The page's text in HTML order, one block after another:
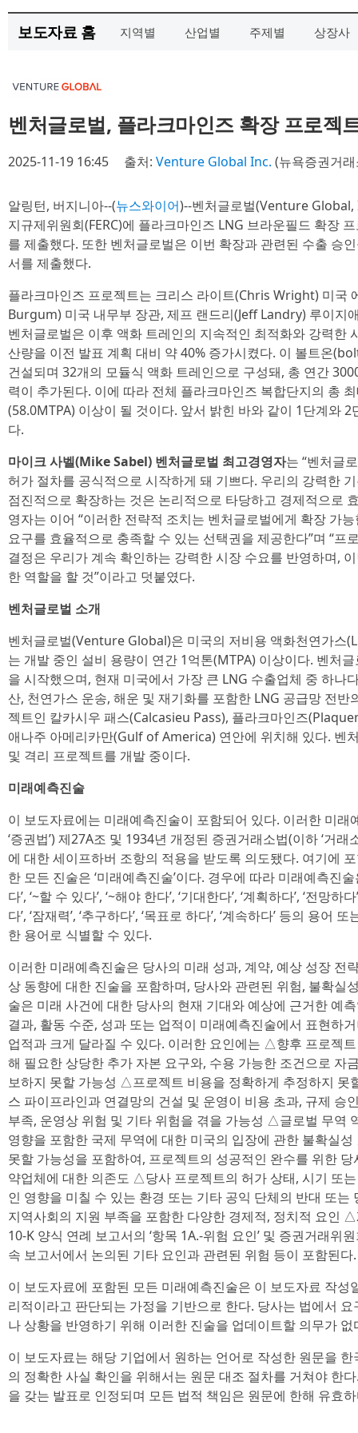
보도자료 홈 지역별 산업별 주제별 상장사
벤처글로벌, 플라크마인즈 확장 프로젝
2025-11-19 16:45 출처: Venture Global Inc. (뉴욕증권거
알링턴, 버지니아--(뉴스와이어)--벤처글로벌(Venture Global,
지규제위원회(FERC)에 플라크마인즈 LNG 브라운필드 확장
를 제출했다. 또한 벤처글로벌은 이번 확장과 관련된 수출 승
서를 제출했다.
플라크마인즈 프로젝트는 크리스 라이트(Chris Wright) 미국
Burgum) 미국 내무부 장관, 제프 랜드리(Jeff Landry) 루이지
벤처글로벌은 이후 액화 트레인의 지속적인 최적화와 강력한
산량을 이전 발표 계획 대비 약 40% 증가시켰다. 이 볼트온
건설되며 32개의 모듈식 액화 트레인으로 구성돼, 총 연간
력이 추가된다. 이에 따라 전체 플라크마인즈 복합단지의 총
(58.0MTPA) 이상이 될 것이다. 앞서 밝힌 바와 같이 1단계와
다.
마이크 사벨(Mike Sabel) 벤처글로벌 최고경영자는 “벤처글
허가 절차를 공식적으로 시작하게 돼 기쁘다. 우리의 강력한
점진적으로 확장하는 것은 논리적으로 타당하고 경제적으로
영자는 이어 “이러한 전략적 조치는 벤처글로벌에게 확장 가
요구를 효율적으로 충족할 수 있는 선택권을 제공한다”며 “프
결정은 우리가 계속 확인하는 강력한 시장 수요를 반영하며,
한 역할을 할 것”이라고 덧붙였다.
벤처글로벌 소개
벤처글로벌(Venture Global)은 미국의 저비용 액화천연가스
는 개발 중인 설비 용량이 연간 1억톤(MTPA) 이상이다. 벤처
을 시작했으며, 현재 미국에서 가장 큰 LNG 수출업체 중 하나
산, 천연가스 운송, 해운 및 재기화를 포함한 LNG 공급망 전
젝트인 칼카시우 패스(Calcasieu Pass), 플라크마인즈
애나주 아메리카만(Gulf of America) 연안에 위치해 있다. 벤
및 격리 프로젝트를 개발 중이다.
미래예측진술
이 보도자료에는 미래예측진술이 포함되어 있다. 이러한 미
‘증권법’) 제27A조 및 1934년 개정된 증권거래소법(이하 ‘거
에 대한 세이프하버 조항의 적용을 받도록 의도됐다. 여기에
한 모든 진술은 ‘미래예측진술’이다. 경우에 따라 미래예측진술
다’, ‘~할 수 있다’, ‘~해야 한다’, ‘기대한다’, ‘계획하다’, ‘전망하
다’, ‘잠재력’, ‘추구하다’, ‘목표로 하다’, ‘계속하다’ 등의 용
한 용어로 식별할 수 있다.
이러한 미래예측진술은 당사의 미래 성과, 계약, 예상 성장 전
상 동향에 대한 진술을 포함하며, 당사와 관련된 위험, 불확실
술은 미래 사건에 대한 당사의 현재 기대와 예상에 근거한 예
결과, 활동 수준, 성과 또는 업적이 미래예측진술에서 표현하
업적과 크게 달라질 수 있다. 이러한 요인에는 △향후 프로젝
해 필요한 상당한 추가 자본 요구와, 수용 가능한 조건으로 자
보하지 못할 가능성 △프로젝트 비용을 정확하게 추정하지 못
스 파이프라인과 연결망의 건설 및 운영이 비용 초과, 규제 승
부족, 운영상 위험 및 기타 위험을 겪을 가능성 △글로벌 무역
영향을 포함한 국제 무역에 대한 미국의 입장에 관한 불확실
못할 가능성을 포함하여, 프로젝트의 성공적인 완수를 위한
약업체에 대한 의존도 △당사 프로젝트의 허가 상태, 시기 또
인 영향을 미칠 수 있는 환경 또는 기타 공익 단체의 반대 또
지역사회의 지원 부족을 포함한 다양한 경제적, 정치적 요인
10-K 양식 연례 보고서의 ‘항목 1A.-위험 요인’ 및 증권거래위
속 보고서에서 논의된 기타 요인과 관련된 위험 등이 포함된다.
이 보도자료에 포함된 모든 미래예측진술은 이 보도자료 작
리적이라고 판단되는 가정을 기반으로 한다. 당사는 법에서
나 상황을 반영하기 위해 이러한 진술을 업데이트할 의무가 없
이 보도자료는 해당 기업에서 원하는 언어로 작성한 원문을
의 정확한 사실 확인을 위해서는 원문 대조 절차를 거쳐야 한
을 갖는 발표로 인정되며 모든 법적 책임은 원문에 한해 유효